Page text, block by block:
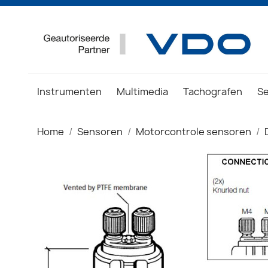
Instrumenten Multimedia Tachografen
Home Sensoren Motorcontrole sensoren